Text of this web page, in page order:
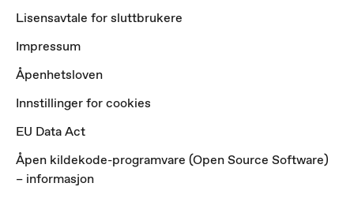
Lisensavtale for sluttbrukere
Impressum
Åpenhetsloven
Innstillinger for cookies
EU Data Act
Åpen kildekode-programvare (Open Source Software)
– informasjon